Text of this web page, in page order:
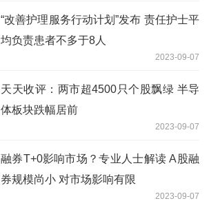
“改善护理服务行动计划”发布 责任护士平
均负责患者不多于8人
2023-09-07
天天收评：两市超4500只个股飘绿 半导
体板块跌幅居前
2023-09-07
融券T+0影响市场？专业人士解读 A股融
券规模尚小 对市场影响有限
2023-09-07